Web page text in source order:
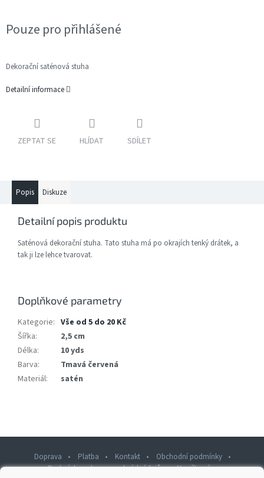
Pouze pro přihlášené
Dekorační saténová stuha
Detailní informace
ZEPTAT SE HLÍDAT SDÍLET
Popis Diskuze
Detailní popis produktu
Saténová dekorační stuha. Tato stuha má po okrajích tenký drátek, a
tak ji lze lehce tvarovat.
Doplňkové parametry
Kategorie: Vše od 5 do 20 Kč
Šířka:
2,5 cm
Délka:
10 yds
Barva:
Tmavá červená
Materiál: satén
Doprava Platba Kontakt
Obchodní podmínky
Podmínky ochrany osobních údajů
Napište nám